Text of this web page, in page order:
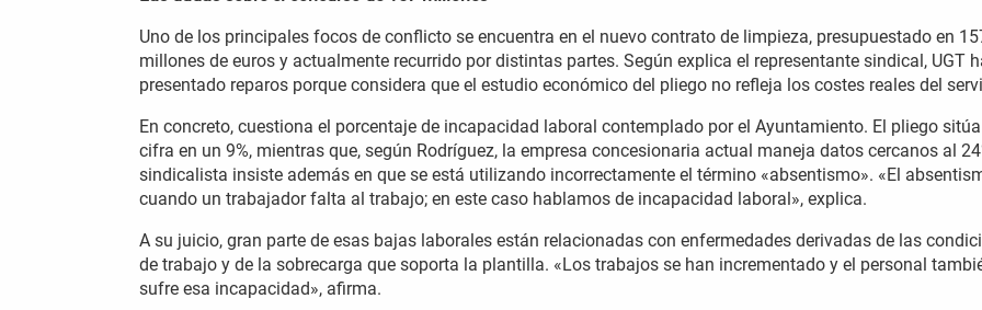
Uno de los principales focos de conflicto se encuentra en el nuevo contrato de limpieza, presupuestado en
millones de euros y actualmente recurrido por distintas partes. Según explica el representante sindical, UGT
presentado reparos porque considera que el estudio económico del pliego no refleja los costes reales del
En concreto, cuestiona el porcentaje de incapacidad laboral contemplado por el Ayuntamiento. El pliego
cifra en un 9%, mientras que, según Rodríguez, la empresa concesionaria actual maneja datos cercanos al
sindicalista insiste además en que se está utilizando incorrectamente el término «absentismo». «El
cuando un trabajador falta al trabajo; en este caso hablamos de incapacidad laboral», explica.
A su juicio, gran parte de esas bajas laborales están relacionadas con enfermedades derivadas de las
de trabajo y de la sobrecarga que soporta la plantilla. «Los trabajos se han incrementado y el personal
sufre esa incapacidad», afirma.